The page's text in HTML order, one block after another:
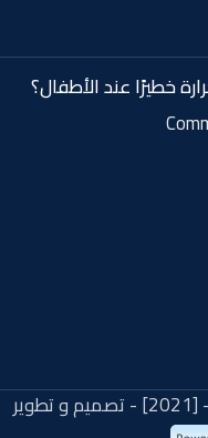
خطيرًا عند الأطفال؟
- [2021] - تصميم و تطوير